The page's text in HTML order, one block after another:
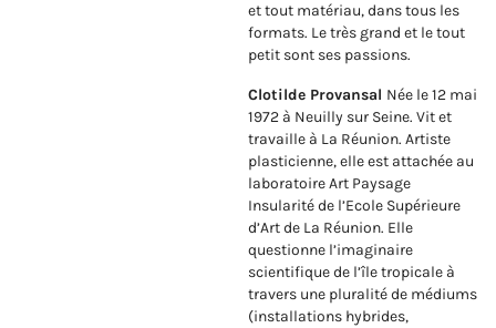
et tout matériau, dans tous les
formats. Le très grand et le tout
petit sont ses passions.
Clotilde Provansal Née le 12 mai
1972 à Neuilly sur Seine. Vit et
travaille à La Réunion. Artiste
plasticienne, elle est attachée au
laboratoire Art Paysage
Insularité de l’Ecole Supérieure
d’Art de La Réunion. Elle
questionne l’imaginaire
scientifique de l’île tropicale à
travers une pluralité de médiums
(installations hybrides,